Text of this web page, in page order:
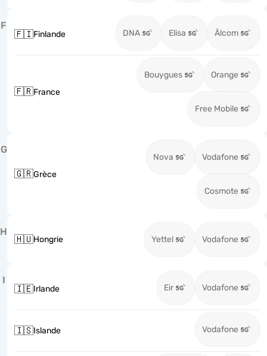
F
🇫🇮Finlande DNA Elisa Ålcom
🇫🇷France
Bouygues Orange
Free Mobile
G
🇬🇷Grèce
Nova Vodafone
Cosmote
H
🇭🇺Hongrie Yettel Vodafone
I
🇮🇪Irlande Eir Vodafone
🇮🇸Islande Vodafone